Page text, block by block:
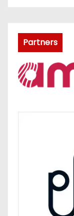
Partners